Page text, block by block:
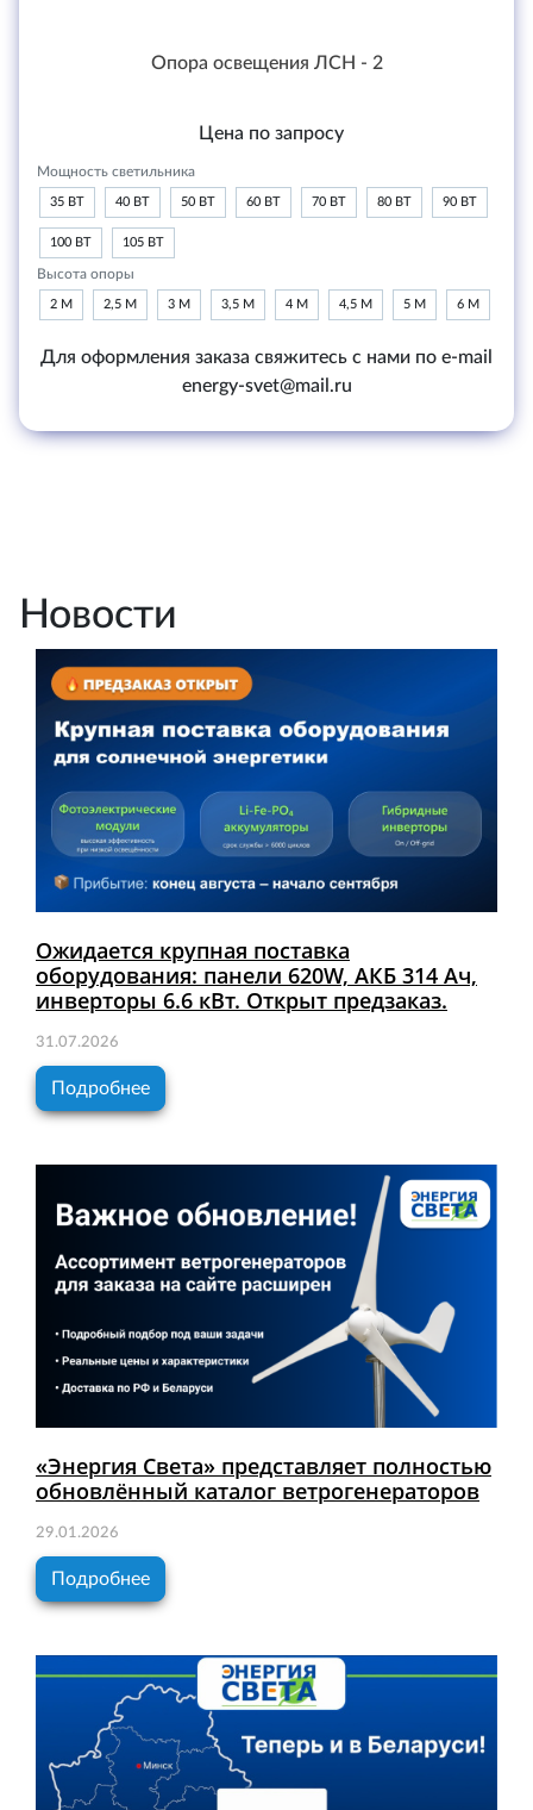
Опора освещения ЛСН - 2
Цена по запросу
Мощность светильника
35 ВТ 40 ВТ 50 ВТ 60 ВТ 70 ВТ 80 ВТ 90 ВТ
100 ВТ 105 ВТ
Высота опоры
2 М 2,5 М 3 М 3,5 М 4 М 4,5 М 5 М 6 М
Для оформления заказа свяжитесь с нами по e-mail
energy-svet@mail.ru
Новости
Ожидается крупная поставка
оборудования: панели 620W, АКБ 314 Ач,
инверторы 6.6 кВт. Открыт предзаказ.
31.07.2026
Подробнее
«Энергия Света» представляет полностью
обновлённый каталог ветрогенераторов
29.01.2026
Подробнее